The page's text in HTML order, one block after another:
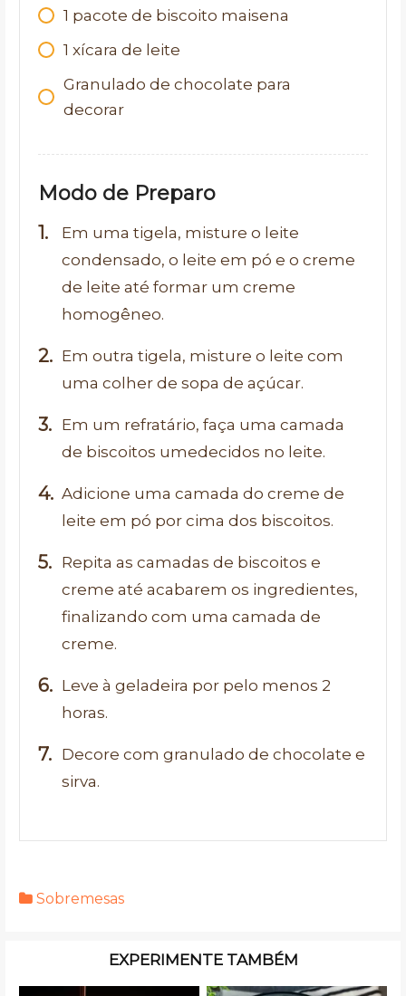
1 pacote de biscoito maisena
1 xícara de leite
Granulado de chocolate para
decorar
Modo de Preparo
Em uma tigela, misture o leite
condensado, o leite em pó e o creme
de leite até formar um creme
homogêneo.
Em outra tigela, misture o leite com
uma colher de sopa de açúcar.
Em um refratário, faça uma camada
de biscoitos umedecidos no leite.
Adicione uma camada do creme de
leite em pó por cima dos biscoitos.
Repita as camadas de biscoitos e
creme até acabarem os ingredientes,
finalizando com uma camada de
creme.
Leve à geladeira por pelo menos 2
horas.
Decore com granulado de chocolate e
sirva.
Sobremesas
EXPERIMENTE TAMBÉM